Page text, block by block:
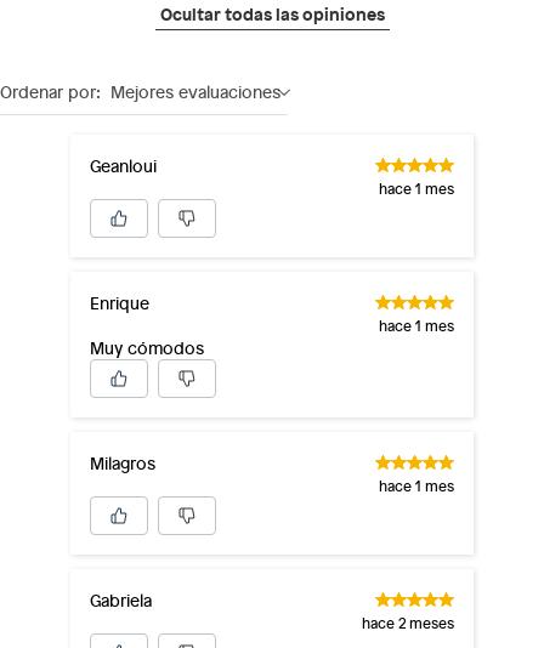
Ocultar todas las opiniones
Ordenar por: Mejores evaluaciones
Geanloui
hace 1 mes
Enrique
hace 1 mes
Muy cómodos
Milagros
hace 1 mes
Gabriela
hace 2 meses